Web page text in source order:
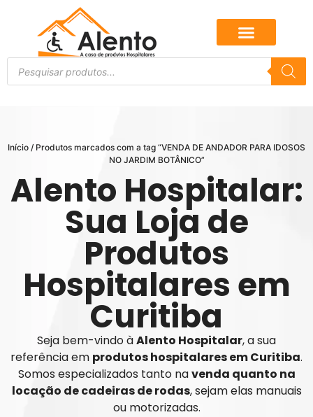
Início / Produtos marcados com a tag “VENDA DE ANDADOR PARA IDOSOS
NO JARDIM BOTÂNICO”
Alento Hospitalar:
Sua Loja de
Produtos
Hospitalares em
Curitiba
Seja bem-vindo àAlento Hospitalar, a sua
referência em produtos hospitalares em Curitiba.
Somos especializados tanto navenda quanto na
locação de cadeiras de rodas, sejam elas manuais
ou motorizadas.